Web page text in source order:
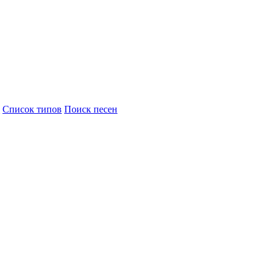
Cписок типов Поиск песен